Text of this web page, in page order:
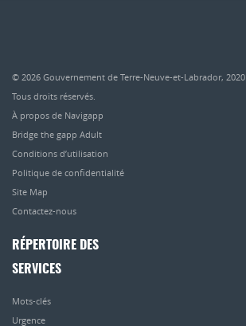
© 2026 Gouvernement de Terre-Neuve-et-Labrador, 2020.
Tous droits réservés.
À propos de Navigapp
Bridge the gapp Adult
Conditions d’utilisation
Politique de confidentialité
Site Map
Contactez-nous
RÉPERTOIRE DES
SERVICES
Mots-clés
Urgence